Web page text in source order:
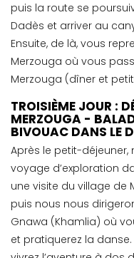
puis la route se
Dadès et arriver au
Ensuite, de là, vous
Merzouga où vous
Merzouga (dîner et
TROISIÈME JOUR :
MERZOUGA -
BIVOUAC DANS LE
Après le petit-
voyage d’exploration
une visite du village de
puis nous nous
Gnawa (Khamlia) où
et pratiquerez la